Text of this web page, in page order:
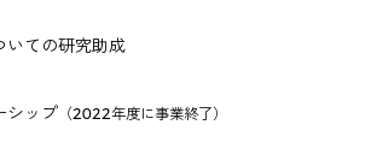
いての研究助成
シップ（2022年度に事業終了）